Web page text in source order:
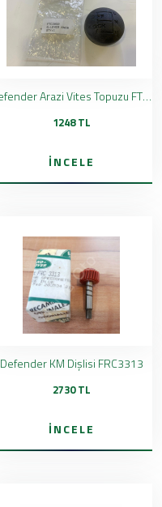
Defender Arazi Vites Topuzu FTC3852
1248 TL
İNCELE
Defender KM Dişlisi FRC3313
2730 TL
İNCELE